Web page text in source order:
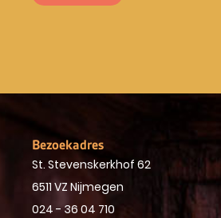
Bezoekadres
St. Stevenskerkhof 62
6511 VZ Nijmegen
024 - 36 04 710